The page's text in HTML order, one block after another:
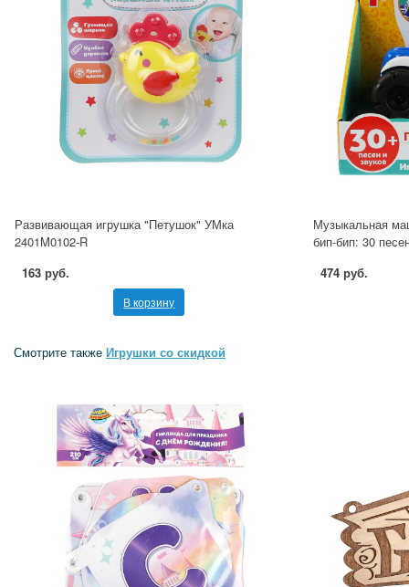
Развивающая игрушка "Петушок" УМка
2401M0102-R
163 руб.
В корзину
Музыкальная
бип-бип: 30
474 руб.
Смотрите также Игрушки со скидкой